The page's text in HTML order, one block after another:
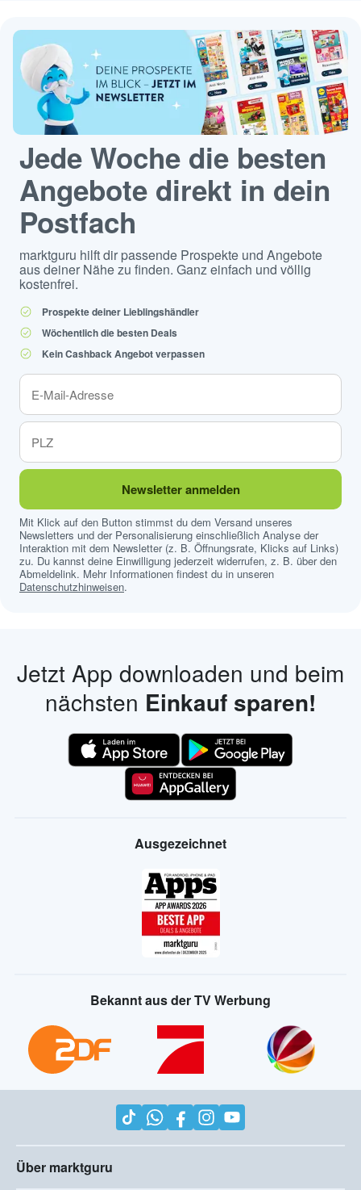
Jede Woche die besten
Angebote direkt in dein
Postfach
marktguru hilft dir passende Prospekte und Angebote
aus deiner Nähe zu finden. Ganz einfach und völlig
kostenfrei.
Prospekte deiner Lieblingshändler
Wöchentlich die besten Deals
Kein Cashback Angebot verpassen
Newsletter anmelden
Mit Klick auf den Button stimmst du dem Versand unseres
Newsletters und der Personalisierung einschließlich Analyse der
Interaktion mit dem Newsletter (z. B. Öffnungsrate, Klicks auf Links)
zu. Du kannst deine Einwilligung jederzeit widerrufen, z. B. über den
Abmeldelink. Mehr Informationen findest du in unseren
Datenschutzhinweisen.
Jetzt App downloaden und beim
nächsten Einkauf sparen!
Ausgezeichnet
Bekannt aus der TV Werbung
Über marktguru